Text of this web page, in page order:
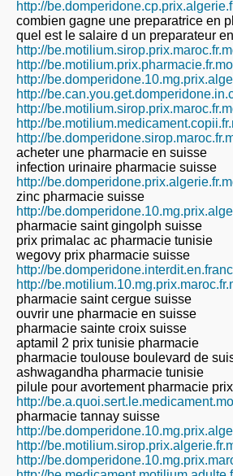
http://
combien gagne une preparatrice en
quel est le salaire d un preparateur
http://
http://
http://
http://
http://
http://
http://
acheter une pharmacie en suisse
infection urinaire pharmacie suisse
http://
zinc pharmacie suisse
http://
pharmacie saint gingolph suisse
prix primalac ac pharmacie tunisie
wegovy prix pharmacie suisse
http://
http://
pharmacie saint cergue suisse
ouvrir une pharmacie en suisse
pharmacie sainte croix suisse
aptamil 2 prix tunisie pharmacie
pharmacie toulouse boulevard de
ashwagandha pharmacie tunisie
pilule pour avortement pharmacie
http://
pharmacie tannay suisse
http://
http://
http://